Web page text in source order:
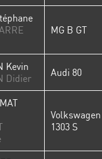
MG B GT
Kevin
Didier
Audi 80
Volkswagen
1303 S